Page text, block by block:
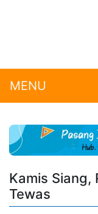
MENU
Kamis Siang,
Tewas